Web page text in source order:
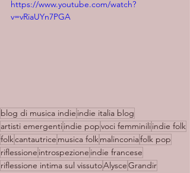
https://www.youtube.com/watch?
v=vRiaUYn7PGA
blog di musica indie indie italia blog
artisti emergentiindie popvoci femminiliindie folk
folkcantautrice musica folkmalinconiafolk pop
riflessione introspezione indie francese
riflessione intima sul vissutoAlysceGrandir